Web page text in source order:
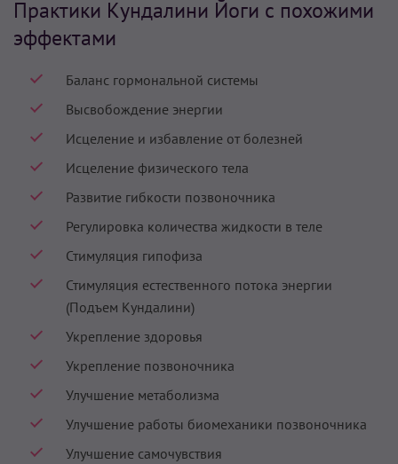
Практики Кундалини Йоги с похожими
эффектами
Баланс гормональной системы
Высвобождение энергии
Исцеление и избавление от болезней
Исцеление физического тела
Развитие гибкости позвоночника
Регулировка количества жидкости в теле
Стимуляция гипофиза
Стимуляция естественного потока энергии
(Подъем Кундалини)
Укрепление здоровья
Укрепление позвоночника
Улучшение метаболизма
Улучшение работы биомеханики позвоночника
Улучшение самочувствия